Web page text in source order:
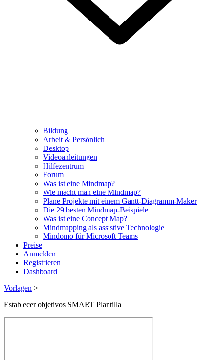
Bildung
Arbeit & Persönlich
Desktop
Videoanleitungen
Hilfezentrum
Forum
Was ist eine Mindmap?
Wie macht man eine Mindmap?
Plane Projekte mit einem Gantt-Diagramm-Maker
Die 29 besten Mindmap-Beispiele
Was ist eine Concept Map?
Mindmapping als assistive Technologie
Mindomo für Microsoft Teams
Preise
Anmelden
Registrieren
Dashboard
Vorlagen >
Establecer objetivos SMART Plantilla